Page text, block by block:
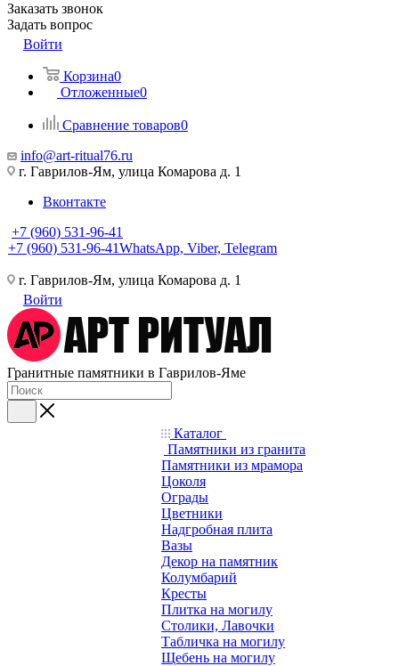
Заказать звонок
Задать вопрос
Войти
Корзина0
Отложенные0
Сравнение товаров0
info@art-ritual76.ru
г. Гаврилов-Ям, улица Комарова д. 1
Вконтакте
+7 (960) 531-96-41
+7 (960) 531-96-41WhatsApp, Viber, Telegram
г. Гаврилов-Ям, улица Комарова д. 1
Войти
Гранитные памятники в Гаврилов-Яме
Каталог
Памятники из гранита
Памятники из мрамора
Цоколя
Ограды
Цветники
Надгробная плита
Вазы
Декор на памятник
Колумбарий
Кресты
Плитка на могилу
Столики, Лавочки
Табличка на могилу
Щебень на могилу